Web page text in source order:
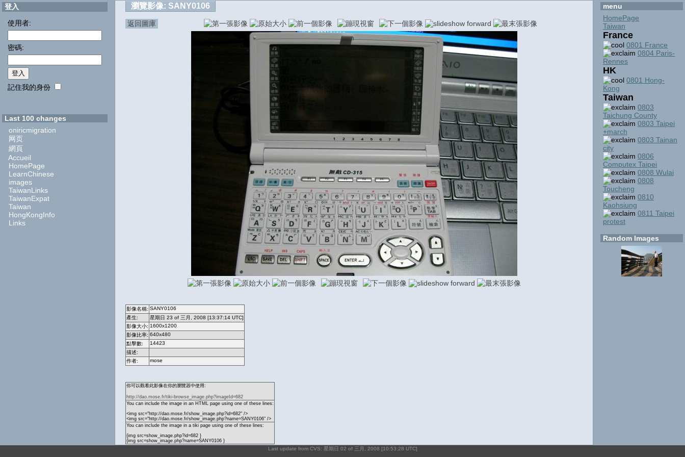
登入
使用者:
密碼:
記住我的身份
Last 100 changes
oniricmigration
网页
網頁
Accueil
HomePage
LearnChinese
images
TaiwanLinks
TaiwanExpat
Taiwan
HongKongInfo
Links
瀏覽影像: SANY0106
返回圖庫
影像名稱: SANY0106
產生:
星期日 23 of 三月, 2008 [13:37:14 UTC]
影像大小: 1600x1200
影像比率: 640x480
點擊數:
14423
描述:
作者:
mose
你可以觀看此影像在你的瀏覽器中使用:
http://dao.mose.fr/tiki-browse_image.php?imageId=682
You can include the image in an HTML page using one of these lines:
<img src="http://dao.mose.fr/show_image.php?id=682" />
<img src="http://dao.mose.fr/show_image.php?name=SANY0106" />
You can include the image in a tiki page using one of these lines:
{img src=show_image.php?id=682 }
{img src=show_image.php?name=SANY0106 }
menu
HomePage
Taiwan
France
0801 France
0804 Paris-
Rennes
HK
0801 Hong-
Kong
Taiwan
0803
Taichung County
0803 Taipei
+march
0803 Tainan
city
0806
Computex Taipei
0808 Wulai
0808
Toucheng
0810
Kaohsiung
0811 Taipei
protest
Random Images
Last update from CVS: 星期日 02 of 三月, 2008 [10:53:28 UTC]